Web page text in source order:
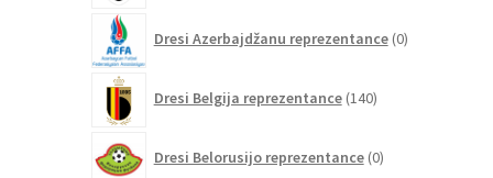
Dresi Azerbajdžanu reprezentance 0izdelkov
Dresi Belgija reprezentance 140izdelkov
Dresi Belorusijo reprezentance 0izdelkov